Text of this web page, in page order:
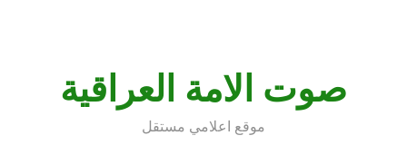
صوت الامة العراقية
موقع اعلامي مستقل